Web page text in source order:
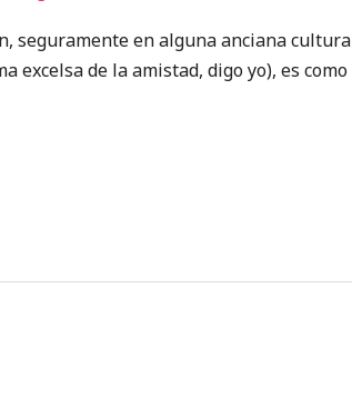
seguramente en alguna anciana
excelsa de la amistad, digo yo), es